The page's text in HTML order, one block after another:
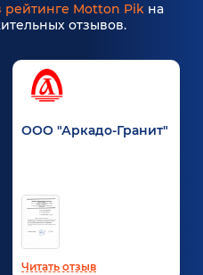
рейтинге Motton Pik на
отзывов.
ООО "Аркадо-Гранит"
Читать отзыв